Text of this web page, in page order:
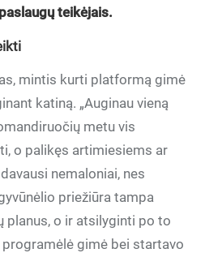
teikėjais.
mintis kurti platformą gimė
katiną. „Auginau vieną
metu vis
o palikęs artimiesiems ar
nemaloniai, nes
priežiūra tampa
planus, o ir atsilyginti po to
programėlė gimė bei startavo